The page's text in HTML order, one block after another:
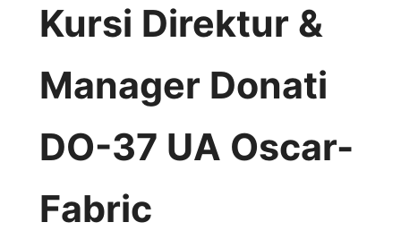
Kursi Direktur &
Manager Donati
DO-37 UA Oscar-
Fabric